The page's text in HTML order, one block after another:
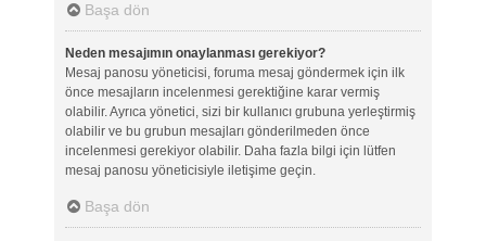
Başa dön
Neden mesajımın onaylanması gerekiyor?
Mesaj panosu yöneticisi, foruma mesaj göndermek için ilk
önce mesajların incelenmesi gerektiğine karar vermiş
olabilir. Ayrıca yönetici, sizi bir kullanıcı grubuna yerleştirmiş
olabilir ve bu grubun mesajları gönderilmeden önce
incelenmesi gerekiyor olabilir. Daha fazla bilgi için lütfen
mesaj panosu yöneticisiyle iletişime geçin.
Başa dön